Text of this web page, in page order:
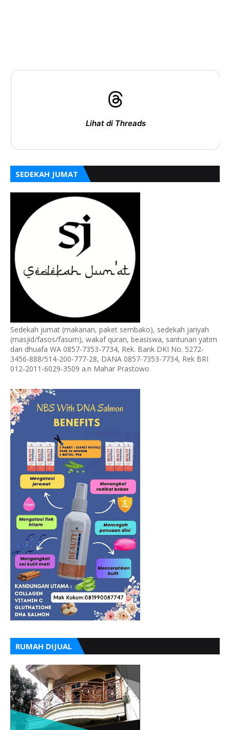
Lihat di Threads
SEDEKAH JUMAT
Sedekah jumat (makanan, paket sembako), sedekah jariyah
(masjid/fasos/fasum), wakaf quran, beasiswa, santunan yatim
dan dhuafa WA 0857-7353-7734, Rek. Bank DKI No. 5272-
3456-888/514-200-777-28, DANA 0857-7353-7734, Rek BRI
012-2011-6029-3509 a.n Mahar Prastowo
RUMAH DIJUAL